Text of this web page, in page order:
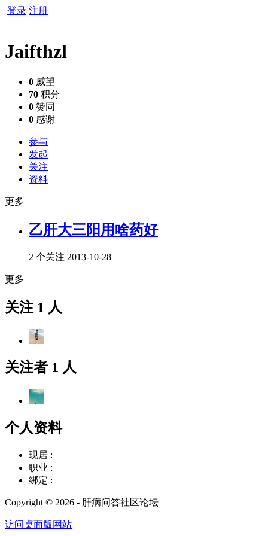
登录 注册
Jaifthzl
0 威望
70 积分
0 赞同
0 感谢
参与
发起
关注
资料
更多
乙肝大三阳用啥药好
2 个关注 2013-10-28
更多
关注 1 人
关注者 1 人
个人资料
现居 :
职业 :
绑定 :
Copyright © 2026 - 肝病问答社区论坛
访问桌面版网站